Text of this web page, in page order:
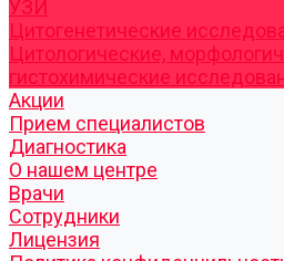
УЗИ
Цитогенетические
Цитологические,
гистохимические
Акции
Прием специалистов
Диагностика
О нашем центре
Врачи
Сотрудники
Лицензия